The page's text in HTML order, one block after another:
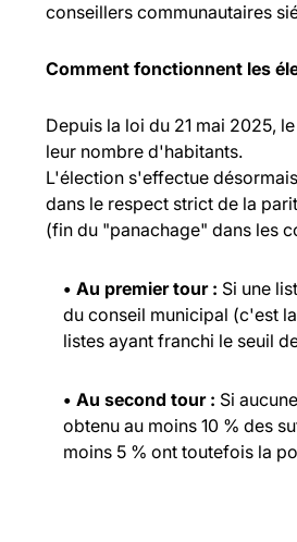
conseillers communautaires
Comment fonctionnent les
Depuis la loi du 21 mai 2025,
leur nombre d'habitants.
L'élection s'effectue
dans le respect strict de la
(fin du "panachage" dans les
• Au premier tour : Si une
du conseil municipal (c'est
listes ayant franchi le seuil
• Au second tour : Si
obtenu au moins 10 % des
moins 5 % ont toutefois la